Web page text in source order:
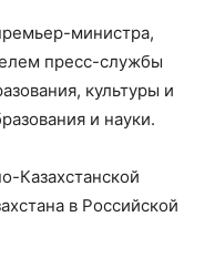
министра,
пресс-службы
культуры и
и науки.
Казахстанской
в Российской